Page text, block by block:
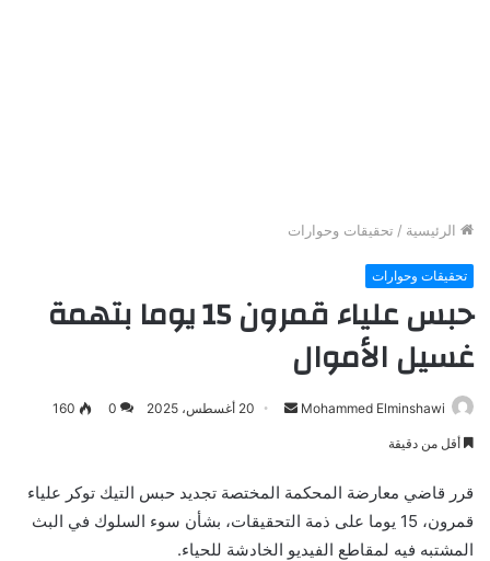
الرئيسية / تحقيقات وحوارات
تحقيقات وحوارات
حبس علياء قمرون 15 يوما بتهمة
غسيل الأموال
Mohammed Elminshawi
ل
ر
20 أغسطس، 2025 0
160
أقل من دقيقة
قرر قاضي معارضة المحكمة المختصة تجديد حبس التيك توكر علياء
قمرون، 15 يوما على ذمة التحقيقات، بشأن سوء السلوك في البث
المشتبه فيه لمقاطع الفيديو الخادشة للحياء.